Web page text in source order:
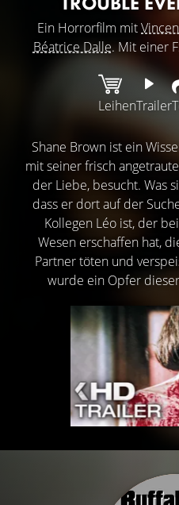
Ein Horrorfilm mit
Béatrice Dalle. Mit einer
LeihenTrailer
Shane Brown ist ein
mit seiner frisch
der Liebe, besucht. Was
dass er dort auf der
Kollegen Léo ist, der
Wesen erschaffen hat,
Partner töten und
wurde ein Opfer